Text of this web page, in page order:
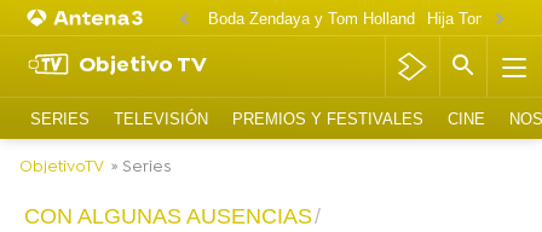
Boda Zendaya y Tom Holland Hija Tom
Objetivo TV
SERIES TELEVISIÓN PREMIOS Y FESTIVALES CINE
ObjetivoTV » Series
CON ALGUNAS AUSENCIAS